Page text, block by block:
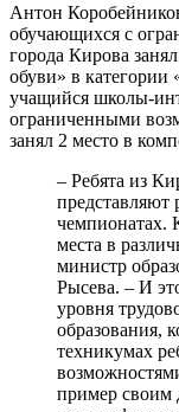
Антон
обучающихся с
города Кирова
обуви» в
учащийся школы-
ограниченными
занял 2 место в
– Ребята из
представляют
чемпионатах.
места в
министр
Рысева. – И
уровня
образования,
техникумах
пример своим